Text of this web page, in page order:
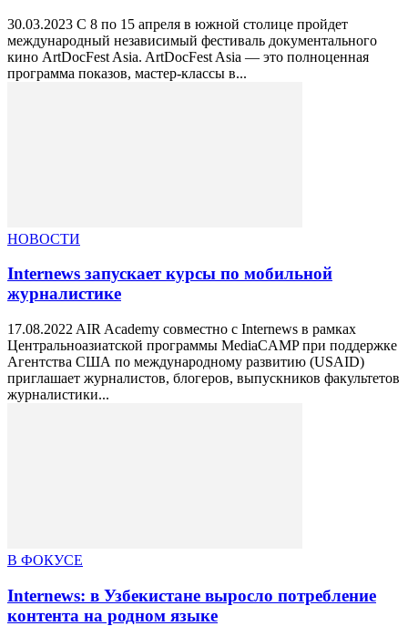
30.03.2023 С 8 по 15 апреля в южной столице пройдет
международный независимый фестиваль документального
кино ArtDocFest Asia. ArtDocFest Asia — это полноценная
программа показов, мастер-классы в...
НОВОСТИ
Internews запускает курсы по мобильной
журналистике
17.08.2022 AIR Academy совместно с Internews в рамках
Центральноазиатской программы MediaCAMP при поддержке
Агентства США по международному развитию (USAID)
приглашает журналистов, блогеров, выпускников факультетов
журналистики...
В ФОКУСЕ
Internews: в Узбекистане выросло потребление
контента на родном языке